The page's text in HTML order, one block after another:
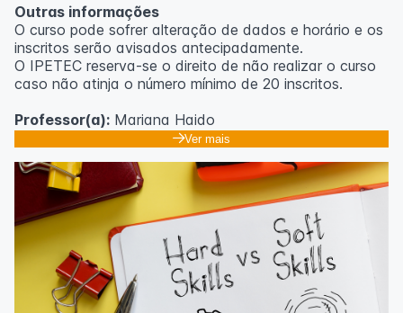
Outras informações
O curso pode sofrer alteração de dados e horário e os
inscritos serão avisados ​​antecipadamente.
O IPETEC reserva-se o direito de não realizar o curso
caso não atinja o número mínimo de 20 inscritos.
Professor(a): Mariana Haido
Ver mais